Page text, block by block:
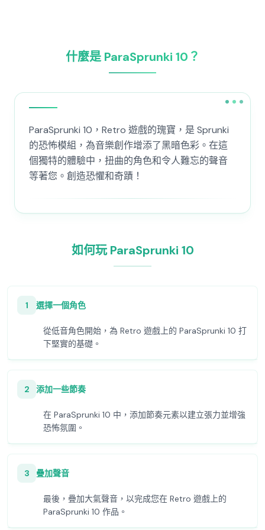
什麼是 ParaSprunki 10？
ParaSprunki 10，Retro 遊戲的瑰寶，是 Sprunki
的恐怖模組，為音樂創作增添了黑暗色彩。在這
個獨特的體驗中，扭曲的角色和令人難忘的聲音
等著您。創造恐懼和奇蹟！
如何玩 ParaSprunki 10
1 選擇一個角色
從低音角色開始，為 Retro 遊戲上的 ParaSprunki 10 打
下堅實的基礎。
2 添加一些節奏
在 ParaSprunki 10 中，添加節奏元素以建立張力並增強
恐怖氛圍。
3 疊加聲音
最後，疊加大氣聲音，以完成您在 Retro 遊戲上的
ParaSprunki 10 作品。